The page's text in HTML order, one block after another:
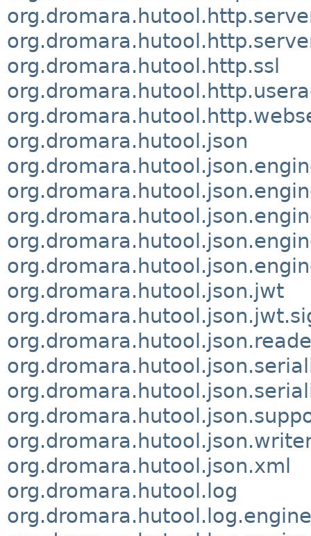
org.dromara.hutool.http.ssl
org.dromara.hutool.json
org.dromara.hutool.json.jwt
org.dromara.hutool.json.xml
org.dromara.hutool.log
org.dromara.hutool.log.engine